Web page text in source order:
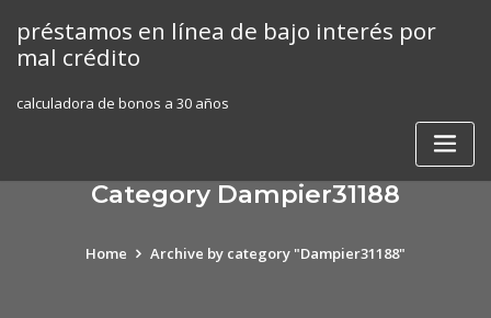
content
préstamos en línea de bajo interés por
mal crédito
calculadora de bonos a 30 años
Category Dampier31188
Home Archive by category "Dampier31188"